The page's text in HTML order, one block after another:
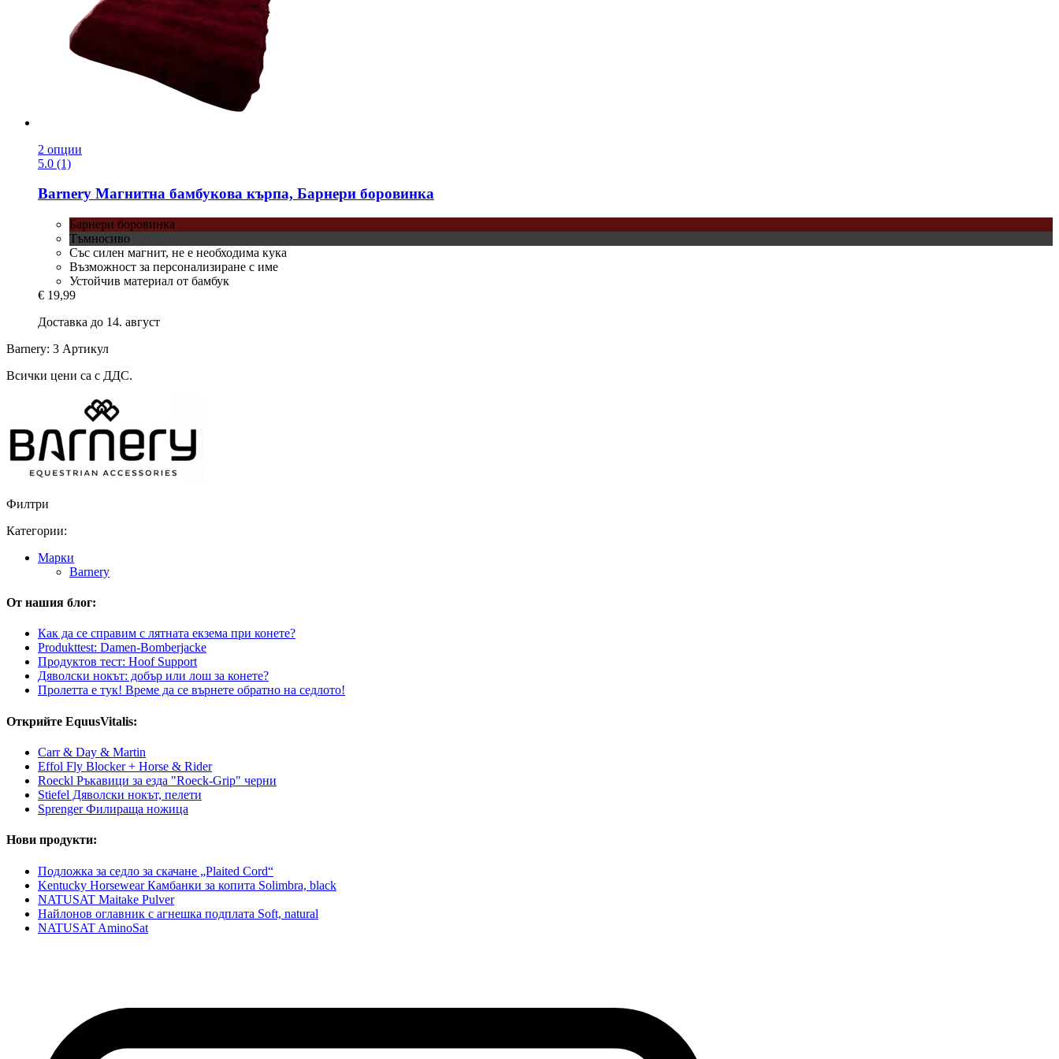
2 опции
5.0 (1)
Barnery Магнитна бамбукова кърпа, Барнери боровинка
Барнери боровинка
Тъмносиво
Със силен магнит, не е необходима кука
Възможност за персонализиране с име
Устойчив материал от бамбук
€ 19,99
Доставка до 14. август
Barnery: 3 Артикул
Всички цени са с ДДС.
Филтри
Категории:
Марки
Barnery
От нашия блог:
Как да се справим с лятната екзема при конете?
Produkttest: Damen-Bomberjacke
Продуктов тест: Hoof Support
Дяволски нокът: добър или лош за конете?
Пролетта е тук! Време да се върнете обратно на седлото!
Открийте EquusVitalis:
Carr & Day & Martin
Effol Fly Blocker + Horse & Rider
Roeckl Ръкавици за езда "Roeck-Grip" черни
Stiefel Дяволски нокът, пелети
Sprenger Филираща ножица
Нови продукти:
Подложка за седло за скачане „Plaited Cord“
Kentucky Horsewear Камбанки за копита Solimbra, black
NATUSAT Maitake Pulver
Найлонов оглавник с агнешка подплата Soft, natural
NATUSAT AminoSat